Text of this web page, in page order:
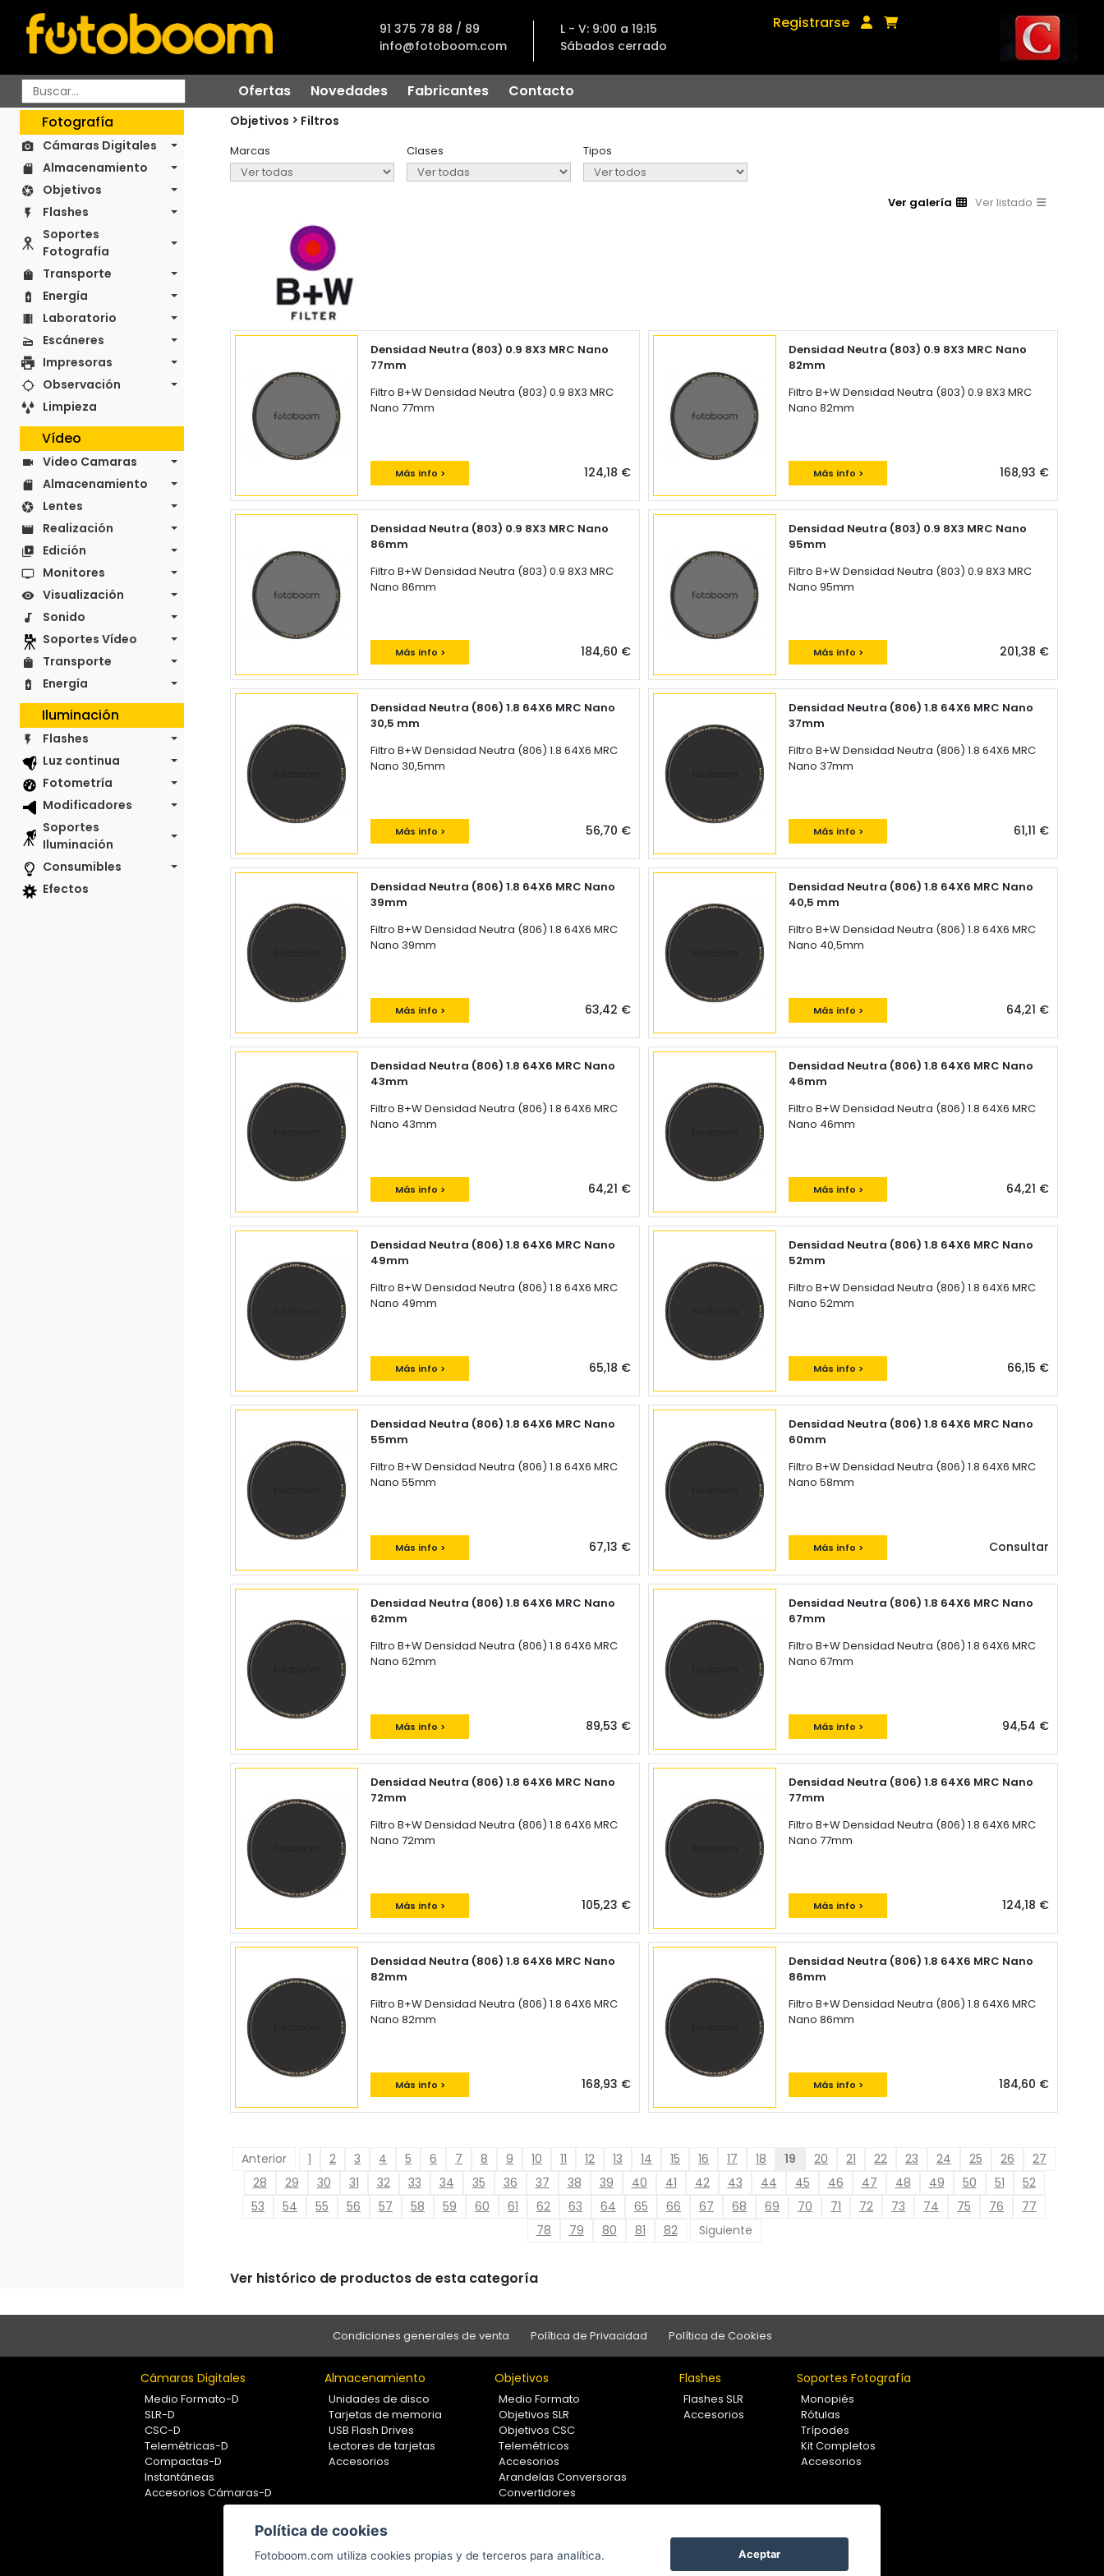
91 375 78 88 / 89
info@fotoboom.com
L - V: 9:00 a 19:15
Sábados cerrado
Registrarse
Ofertas Novedades Fabricantes
Contacto
Fotografía
Cámaras Digitales
Almacenamiento
Objetivos
Flashes
Soportes
Fotografía
Transporte
Energía
Laboratorio
Escáneres
Impresoras
Observación
Limpieza
Vídeo
Video Camaras
Almacenamiento
Lentes
Realización
Edición
Monitores
Visualización
Sonido
Soportes Vídeo
Transporte
Energía
Iluminación
Flashes
Luz continua
Fotometría
Modificadores
Soportes
Iluminación
Consumibles
Efectos
Objetivos Filtros
Marcas Clases Tipos
Ver galería Ver listado
Densidad Neutra (803) 0.9 8X3 MRC Nano
77mm
Filtro B+W Densidad Neutra (803) 0.9 8X3 MRC
Nano 77mm
Más info > 124,18 €
Densidad Neutra (803) 0.9 8X3 MRC Nano
82mm
Filtro B+W Densidad Neutra (803) 0.9 8X3 MRC
Nano 82mm
Más info > 168,93 €
Densidad Neutra (803) 0.9 8X3 MRC Nano
86mm
Filtro B+W Densidad Neutra (803) 0.9 8X3 MRC
Nano 86mm
Más info > 184,60 €
Densidad Neutra (803) 0.9 8X3 MRC Nano
95mm
Filtro B+W Densidad Neutra (803) 0.9 8X3 MRC
Nano 95mm
Más info > 201,38 €
Densidad Neutra (806) 1.8 64X6 MRC Nano
30,5 mm
Filtro B+W Densidad Neutra (806) 1.8 64X6 MRC
Nano 30,5mm
Más info > 56,70 €
Densidad Neutra (806) 1.8 64X6 MRC Nano
37mm
Filtro B+W Densidad Neutra (806) 1.8 64X6 MRC
Nano 37mm
Más info > 61,11 €
Densidad Neutra (806) 1.8 64X6 MRC Nano
39mm
Filtro B+W Densidad Neutra (806) 1.8 64X6 MRC
Nano 39mm
Más info > 63,42 €
Densidad Neutra (806) 1.8 64X6 MRC Nano
40,5 mm
Filtro B+W Densidad Neutra (806) 1.8 64X6 MRC
Nano 40,5mm
Más info > 64,21 €
Densidad Neutra (806) 1.8 64X6 MRC Nano
43mm
Filtro B+W Densidad Neutra (806) 1.8 64X6 MRC
Nano 43mm
Más info > 64,21 €
Densidad Neutra (806) 1.8 64X6 MRC Nano
46mm
Filtro B+W Densidad Neutra (806) 1.8 64X6 MRC
Nano 46mm
Más info > 64,21 €
Densidad Neutra (806) 1.8 64X6 MRC Nano
49mm
Filtro B+W Densidad Neutra (806) 1.8 64X6 MRC
Nano 49mm
Más info > 65,18 €
Densidad Neutra (806) 1.8 64X6 MRC Nano
52mm
Filtro B+W Densidad Neutra (806) 1.8 64X6 MRC
Nano 52mm
Más info > 66,15 €
Densidad Neutra (806) 1.8 64X6 MRC Nano
55mm
Filtro B+W Densidad Neutra (806) 1.8 64X6 MRC
Nano 55mm
Más info > 67,13 €
Densidad Neutra (806) 1.8 64X6 MRC Nano
60mm
Filtro B+W Densidad Neutra (806) 1.8 64X6 MRC
Nano 58mm
Más info > Consultar
Densidad Neutra (806) 1.8 64X6 MRC Nano
62mm
Filtro B+W Densidad Neutra (806) 1.8 64X6 MRC
Nano 62mm
Más info > 89,53 €
Densidad Neutra (806) 1.8 64X6 MRC Nano
67mm
Filtro B+W Densidad Neutra (806) 1.8 64X6 MRC
Nano 67mm
Más info > 94,54 €
Densidad Neutra (806) 1.8 64X6 MRC Nano
72mm
Filtro B+W Densidad Neutra (806) 1.8 64X6 MRC
Nano 72mm
Más info > 105,23 €
Densidad Neutra (806) 1.8 64X6 MRC Nano
77mm
Filtro B+W Densidad Neutra (806) 1.8 64X6 MRC
Nano 77mm
Más info > 124,18 €
Densidad Neutra (806) 1.8 64X6 MRC Nano
82mm
Filtro B+W Densidad Neutra (806) 1.8 64X6 MRC
Nano 82mm
Más info > 168,93 €
Densidad Neutra (806) 1.8 64X6 MRC Nano
86mm
Filtro B+W Densidad Neutra (806) 1.8 64X6 MRC
Nano 86mm
Más info > 184,60 €
Anterior 1 2 3 4 5 6 7 8 9 10 11 12 13 14 15 16 17 18 19 20 21 22 23 24 25 26
27
28
29 30 31 32 33 34 35 36 37 38 39 40 41 42 43 44 45 46 47 48 49 50 51
52
53
54 55 56 57 58 59 60 61 62 63 64 65 66 67 68 69 70 71 72 73 74 75 76
77
78
79 80 81 82 Siguiente
Ver histórico de productos de esta categoría
Condiciones generales de venta Política de Privacidad Política de Cookies
Cámaras Digitales
Medio Formato-D
SLR-D
CSC-D
Telemétricas-D
Compactas-D
Instantáneas
Accesorios Cámaras-D
Almacenamiento
Unidades de disco
Tarjetas de memoria
USB Flash Drives
Lectores de tarjetas
Accesorios
Objetivos
Medio Formato
Objetivos SLR
Objetivos CSC
Telemétricos
Accesorios
Arandelas Conversoras
Convertidores
Filtros
Flashes
Flashes SLR
Accesorios
Soportes Fotografía
Monopiés
Rótulas
Trípodes
Kit Completos
Accesorios
Política de cookies
Fotoboom.com utiliza cookies propias y de terceros para analítica. Aceptar